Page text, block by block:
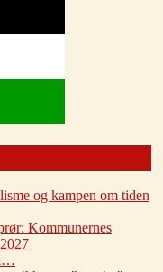
og kampen om tiden
Kommunernes